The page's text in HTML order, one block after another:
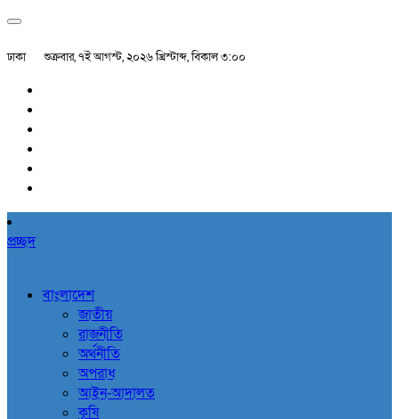
ঢাকা শুক্রবার, ৭ই আগস্ট, ২০২৬ খ্রিস্টাব্দ, বিকাল ৩:০০
প্রচ্ছদ
বাংলাদেশ
জাতীয়
রাজনীতি
অর্থনীতি
অপরাধ
আইন-আদালত
কৃষি